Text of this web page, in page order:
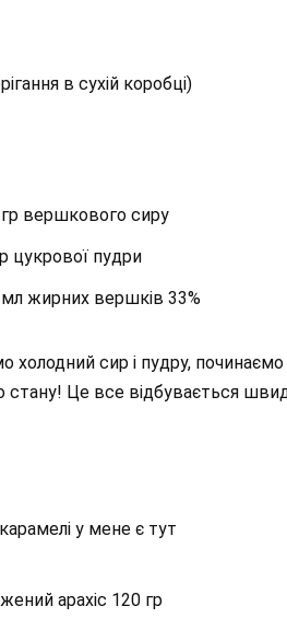
в сухій коробці)
вершкового сиру
цукрової пудри
жирних вершків 33%
холодний сир і пудру,
стану! Це все відбувається
у мене є тут
арахіс 120 гр